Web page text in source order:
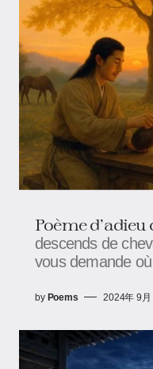
Poème
descends de
vous demande
by Poems 2024年 9月